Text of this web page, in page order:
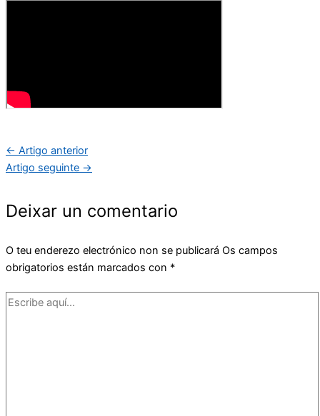
← Artigo anterior
Artigo seguinte →
Deixar un comentario
O teu enderezo electrónico non se publicará Os campos
obrigatorios están marcados con *
Escribe